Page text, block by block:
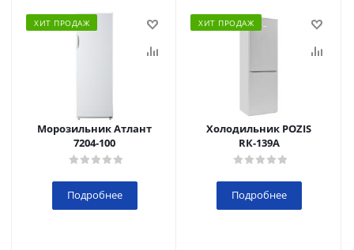
ХИТ ПРОДАЖ
Морозильник Атлант
7204-100
Подробнее
ХИТ ПРОДАЖ
Холодильник POZIS
RК-139А
Подробнее